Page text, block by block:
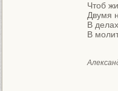
Чтоб
Двумя
В
В